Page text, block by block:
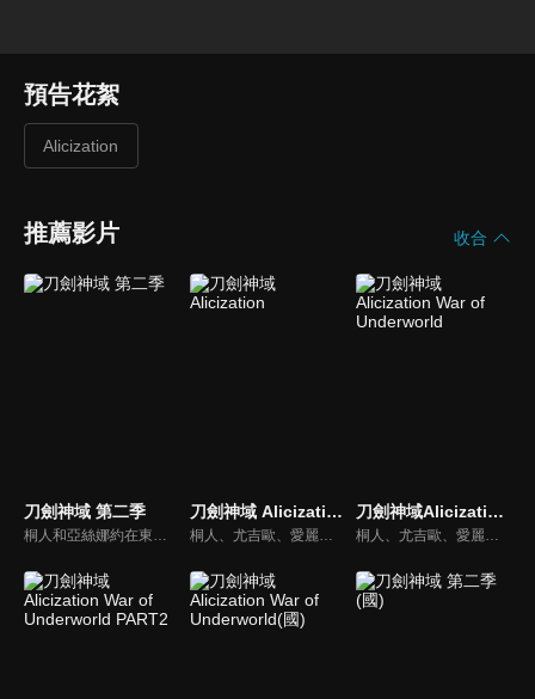
預告花絮
Alicization
推薦影片 收合
刀劍神域 第二季 刀劍神域 Alicization 刀劍神域Alicization War of Underworld